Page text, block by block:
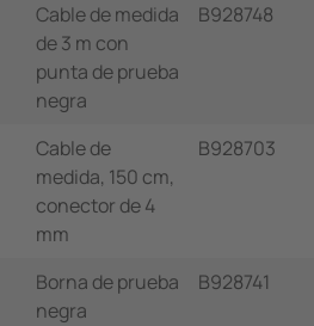
Cable de medida
de 3 m con
punta de prueba
negra
B928748
Cable de
medida, 150 cm,
conector de 4
mm
B928703
Borna de prueba
negra
B928741